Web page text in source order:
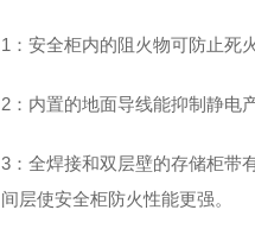
1：安全柜内的阻火物可防止死
2：内置的地面导线能抑制静电
3：全焊接和双层壁的存储柜带
间层使安全柜防火性能更强。